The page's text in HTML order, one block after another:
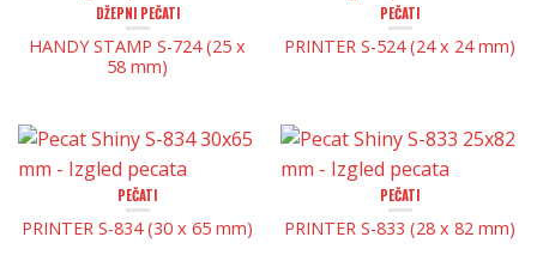
DŽEPNI PEČATI
HANDY STAMP S-724 (25 x
58 mm)
PEČATI
PRINTER S-524 (24 x 24 mm)
PEČATI
PRINTER S-834 (30 x 65 mm)
PEČATI
PRINTER S-833 (28 x 82 mm)